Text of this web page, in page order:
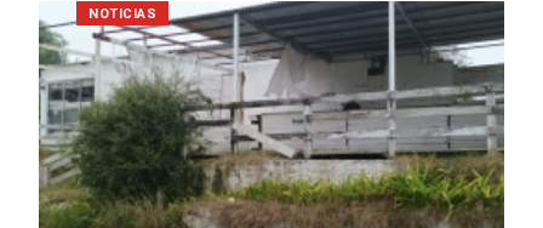
03-08-2026
UTE hizo llamado laboral para
personas en situación de
discapacidad
NOTICIAS